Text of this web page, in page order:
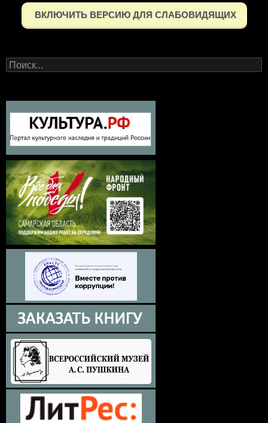
ВКЛЮЧИТЬ ВЕРСИЮ ДЛЯ СЛАБОВИДЯЩИХ
Найти: